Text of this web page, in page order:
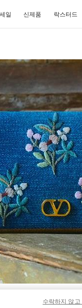
세일 신제품 락스터드
자세히 보기
Link
수락하지 않고